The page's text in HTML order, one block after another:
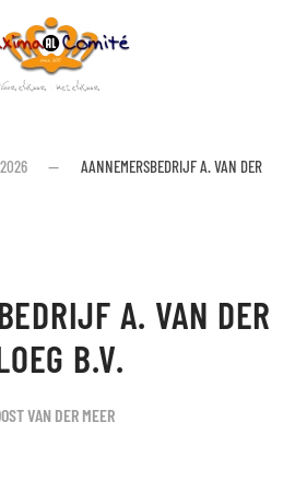
AANNEMERSBEDRIJF A. VAN DER
A. VAN DER
B.V.
VAN DER MEER